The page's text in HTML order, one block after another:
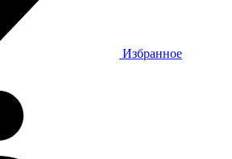
Избранное